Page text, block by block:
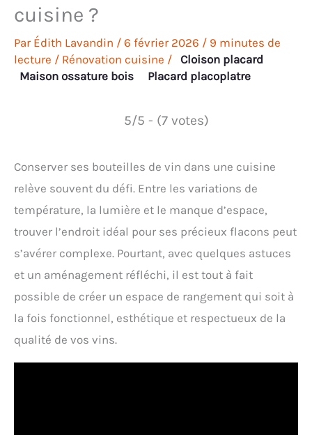
cuisine ?
Par Édith Lavandin / 6 février 2026 / 9 minutes de
lecture / Rénovation cuisine / Cloison placard
Maison ossature bois
Placard placoplatre
5/5 - (7 votes)
Conserver ses bouteilles de vin dans une cuisine
relève souvent du défi. Entre les variations de
température, la lumière et le manque d’espace,
trouver l’endroit idéal pour ses précieux flacons peut
s’avérer complexe. Pourtant, avec quelques astuces
et un aménagement réfléchi, il est tout à fait
possible de créer un espace de rangement qui soit à
la fois fonctionnel, esthétique et respectueux de la
qualité de vos vins.